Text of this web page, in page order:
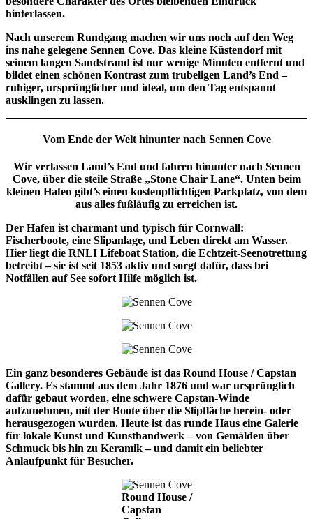
hinterlassen.
Nach unserem Rundgang machen wir uns noch auf den Weg
ins nahe gelegene Sennen Cove. Das kleine Küstendorf mit
seinem langen Sandstrand ist nur wenige Minuten entfernt und
bildet einen schönen Kontrast zum trubeligen Land’s End –
ruhiger, ursprünglicher und ideal, um den Tag entspannt
ausklingen zu lassen.
Vom Ende der Welt hinunter nach Sennen Cove
Wir verlassen Land’s End und fahren hinunter nach Sennen
Cove, über die steile Straße „Stone Chair Lane“. Unten beim
kleinen Hafen gibt’s einen kostenpflichtigen Parkplatz, von dem
aus alles fußläufig zu erreichen ist.
Der Hafen ist charmant und typisch für Cornwall:
Fischerboote, eine Slipanlage, und Leben direkt am Wasser.
Hier liegt die RNLI Lifeboat Station, die Echtzeit-Seenotrettung
betreibt – sie ist seit 1853 aktiv und sorgt dafür, dass bei
Notfällen auf See sofort Hilfe möglich ist.
Ein ganz besonderes Gebäude ist das Round House / Capstan
Gallery. Es stammt aus dem Jahr 1876 und war ursprünglich
dafür gebaut worden, eine schwere Capstan-Winde
aufzunehmen, mit der Boote über die Slipfläche herein- oder
herausgezogen wurden. Heute ist das runde Haus eine Galerie
für lokale Kunst und Kunsthandwerk – von Gemälden über
Schmuck bis hin zu Keramik – und damit ein beliebter
Anlaufpunkt für Besucher.
Round House /
Capstan